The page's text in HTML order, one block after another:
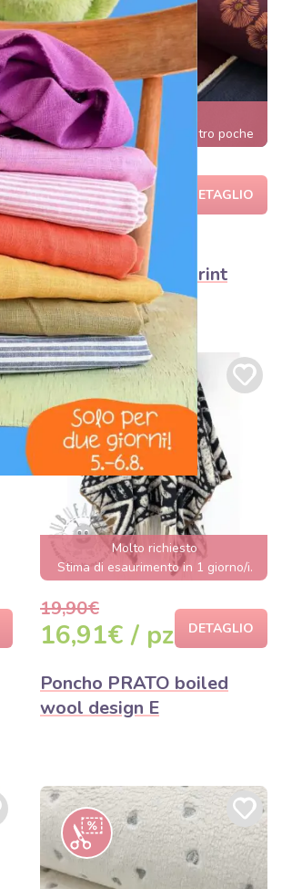
Molto richiesto
Il prodotto si esaurirà entro poche
ore.
11,90€
5,90€ / m DETAGLIO
Softshell Flowers
aubergine digital print
Molto richiesto
Stima di esaurimento in 1 giorno/i.
19,90€
16,91€ / pz DETAGLIO
Poncho PRATO boiled
wool design E